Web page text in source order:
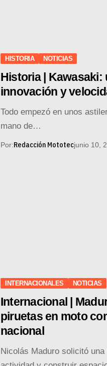
HISTORIA NOTICIAS
Historia | Kawasaki:
innovación y
Todo empezó en unos
mano de…
Por:Redacción Mototecjunio 10,
INTERNACIONALES NOTICIAS
Internacional |
piruetas en moto
nacional
Nicolás Maduro solicitó